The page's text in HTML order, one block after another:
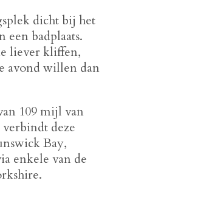
dicht bij het
een badplaats.
liever kliffen,
avond willen dan
109 mijl van
deze
Bay,
enkele van de